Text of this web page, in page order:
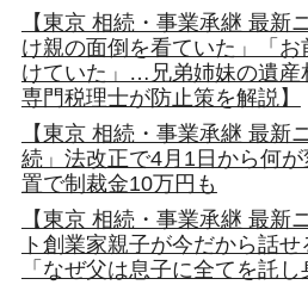
【東京 相続・事業承継 最新
け親の面倒を看ていた」「
けていた」…兄弟姉妹の遺産
専門税理士が防止策を解説】
【東京 相続・事業承継 最新
続」法改正で4月1日から何
置で制裁金10万円も
【東京 相続・事業承継 最新
ト創業家親子が今だから話
「なぜ父は息子に全てを託し